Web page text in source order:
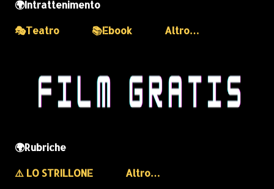
🌍Intrattenimento
🎭Teatro
📚Ebook Altro…
🌍Rubriche
⚠️ LO STRILLONE
Altro…